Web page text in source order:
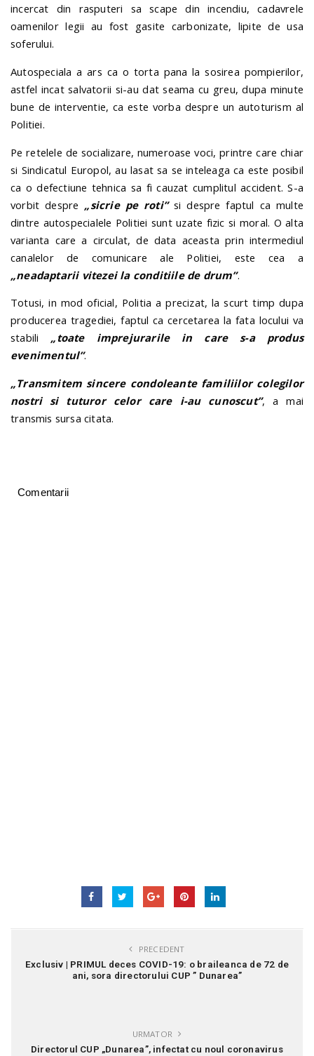
incercat din rasputeri sa scape din incendiu, cadavrele
oamenilor legii au fost gasite carbonizate, lipite de usa
soferului.
Autospeciala a ars ca o torta pana la sosirea pompierilor,
astfel incat salvatorii si-au dat seama cu greu, dupa minute
bune de interventie, ca este vorba despre un autoturism al
Politiei.
Pe retelele de socializare, numeroase voci, printre care chiar
si Sindicatul Europol, au lasat sa se inteleaga ca este posibil
ca o defectiune tehnica sa fi cauzat cumplitul accident. S-a
vorbit despre „sicrie pe roti”si despre faptul ca multe
dintre autospecialele Politiei sunt uzate fizic si moral. O alta
varianta care a circulat, de data aceasta prin intermediul
canalelor de comunicare ale Politiei, este cea a
„neadaptarii vitezei la conditiile de drum”.
Totusi, in mod oficial, Politia a precizat, la scurt timp dupa
producerea tragediei, faptul ca cercetarea la fata locului va
stabili „toate imprejurarile in care s-a produs
evenimentul”.
„Transmitem sincere condoleante familiilor colegilor
nostri si tuturor celor care i-au cunoscut”, a mai
transmis sursa citata.
Comentarii
PRECEDENT
Exclusiv | PRIMUL deces COVID-19: o braileanca de 72 de
ani, sora directorului CUP ” Dunarea”
URMATOR
Directorul CUP „Dunarea”, infectat cu noul coronavirus